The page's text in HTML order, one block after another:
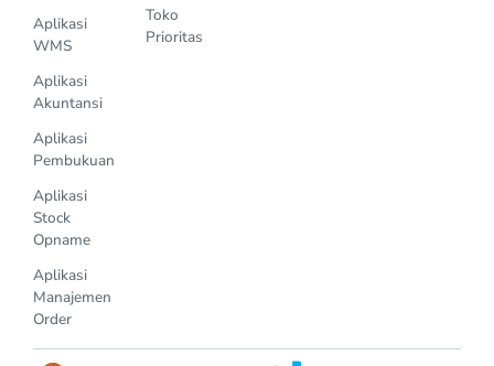
Aplikasi
WMS
Aplikasi
Akuntansi
Aplikasi
Pembukuan
Aplikasi
Stock
Opname
Aplikasi
Manajemen
Order
Toko
Prioritas